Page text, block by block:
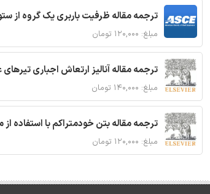
ترجمه مقاله ظرفیت باربری یک گروه از
مبلغ: ۱۲۰,۰۰۰ تومان
ترجمه مقاله آنالیز ارتعاش اجباری
مبلغ: ۱۴۰,۰۰۰ تومان
ترجمه مقاله بتن خودمتراکم با استفاده از
مبلغ: ۱۲۰,۰۰۰ تومان